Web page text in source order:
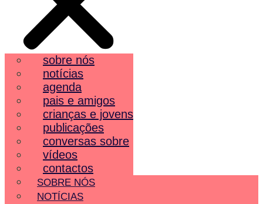
sobre nós
notícias
agenda
pais e amigos
crianças e jovens
publicações
conversas sobre
vídeos
contactos
SOBRE NÓS
NOTÍCIAS